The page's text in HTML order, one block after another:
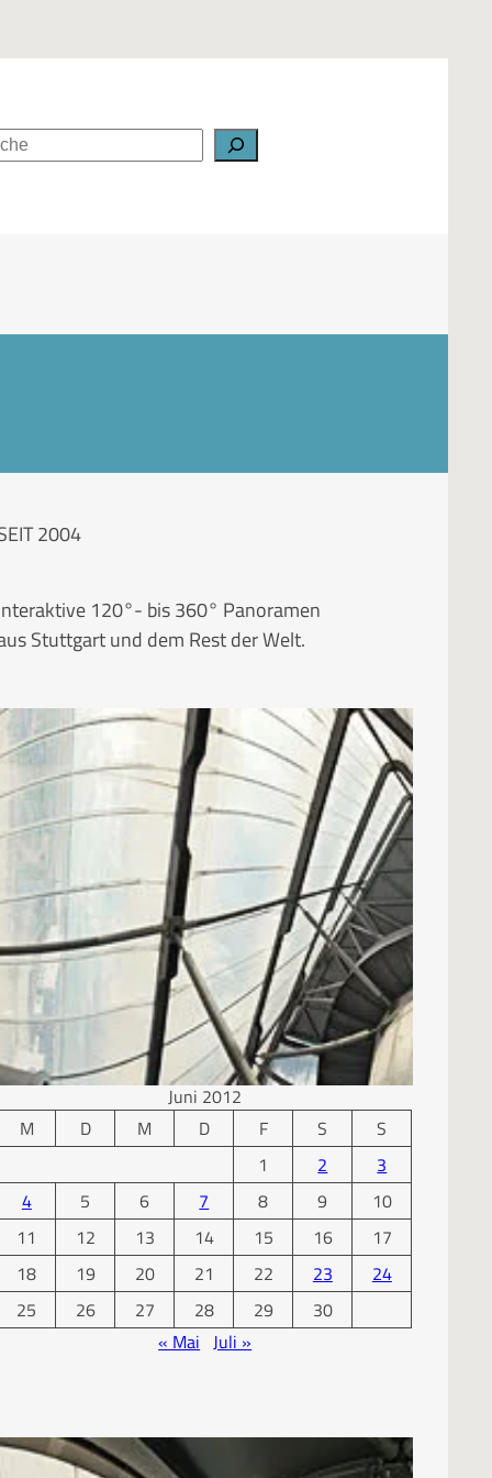
2004
120°- bis 360° Panoramen
Stuttgart und dem Rest der Welt.
Juni 2012
M
D M D F S
S
1
2
3
4
5 6 7 8 9
10
11
12 13 14 15 16
17
18
19 20 21 22 23
24
25
26 27 28 29
30
« Mai Juli »